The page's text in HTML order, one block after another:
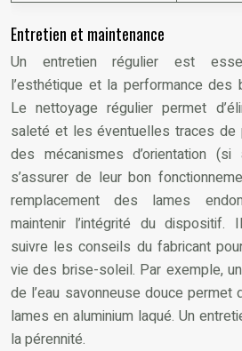
Entretien et maintenance
Un entretien régulier est
l’esthétique et la performance des
Le nettoyage régulier permet
saleté et les éventuelles traces de
des mécanismes d’orientation
s’assurer de leur bon
remplacement des lames
maintenir l’intégrité du dispositif.
suivre les conseils du fabricant
vie des brise-soleil. Par exemple,
de l’eau savonneuse douce permet
lames en aluminium laqué. Un
la pérennité.